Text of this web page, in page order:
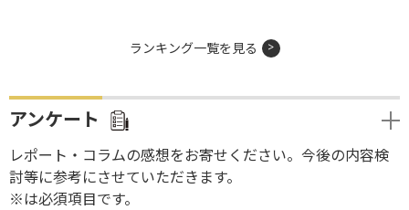
ランキング一覧を見る
アンケート
レポート・コラムの感想をお寄せください。今後の内容検
討等に参考にさせていただきます。
※は必須項目です。